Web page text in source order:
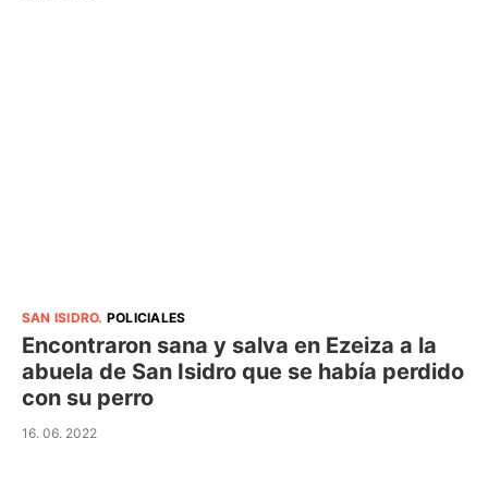
SAN ISIDRO. POLICIALES
Encontraron sana y salva en Ezeiza a la
abuela de San Isidro que se había perdido
con su perro
16. 06. 2022